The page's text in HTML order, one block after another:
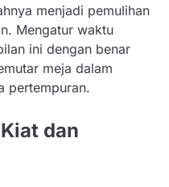
menjadi pemulihan
Mengatur waktu
ini dengan benar
meja dalam
pertempuran.
dan